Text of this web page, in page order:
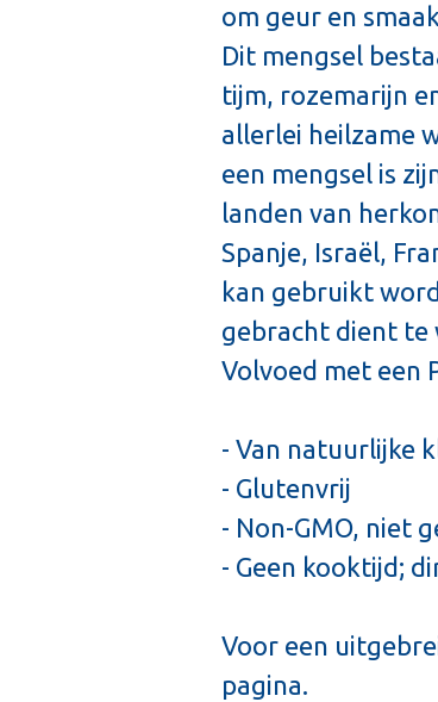
om geur en
Dit mengsel
tijm, rozemarijn
allerlei heilzame
een mengsel is
landen van
Spanje, Israël,
kan gebruikt
gebracht dient te
Volvoed met een
- Van natuurlijke
- Glutenvrij
- Non-GMO, niet
- Geen kooktijd;
Voor een
pagina.